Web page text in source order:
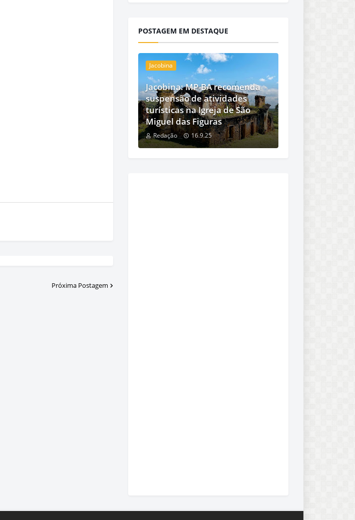
Próxima Postagem
POSTAGEM EM DESTAQUE
Jacobina
Jacobina: MP-BA recomenda
suspensão de atividades
turísticas na Igreja de São
Miguel das Figuras
Redação 16.9.25